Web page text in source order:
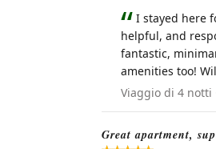
I stayed here
helpful, and
fantastic,
amenities too!
Viaggio di 4 notti
Great apartment,